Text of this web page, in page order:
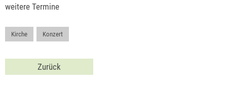
weitere Termine
Kirche Konzert
Zurück